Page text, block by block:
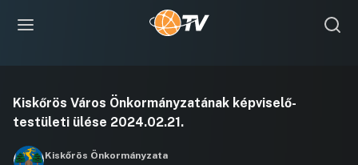
lejátszása
Kiskőrös Város Önkormányzatának képviselő-
testületi ülése 2024.02.21.
Kiskőrös Önkormányzata